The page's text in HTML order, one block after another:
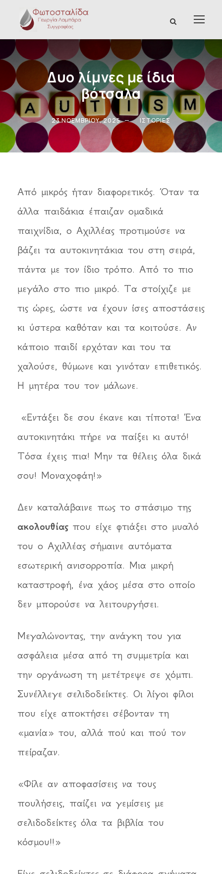
Δυο λίμνες με ίδια
βότσαλα
23 ΝΟΕΜΒΡΊΟΥ, 2025 ΙΣΤΟΡΊΕΣ
Από μικρός ήταν διαφορετικός. Όταν τα
άλλα παιδάκια έπαιζαν ομαδικά
παιχνίδια, ο Αχιλλέας προτιμούσε να
βάζει τα αυτοκινητάκια του στη σειρά,
πάντα με τον ίδιο τρόπο. Από το πιο
μεγάλο στο πιο μικρό. Τα στοίχιζε με
τις ώρες, ώστε να έχουν ίσες αποστάσεις
κι ύστερα καθόταν και τα κοιτούσε. Αν
κάποιο παιδί ερχόταν και του τα
χαλούσε, θύμωνε και γινόταν επιθετικός.
Η μητέρα του τον μάλωνε.
«Εντάξει δε σου έκανε και τίποτα! Ένα
αυτοκινητάκι πήρε να παίξει κι αυτό!
Τόσα έχεις πια! Μην τα θέλεις όλα δικά
σου! Μοναχοφάη!»
Δεν καταλάβαινε πως το σπάσιμο της
ακολουθίαςπου είχε φτιάξει στο μυαλό
του ο Αχιλλέας σήμαινε αυτόματα
εσωτερική ανισορροπία. Μια μικρή
καταστροφή, ένα χάος μέσα στο οποίο
δεν μπορούσε να λειτουργήσει.
Μεγαλώνοντας, την ανάγκη του για
ασφάλεια μέσα από τη συμμετρία και
την οργάνωση τη μετέτρεψε σε χόμπι.
Συνέλλεγε σελιδοδείκτες. Οι λίγοι φίλοι
που είχε αποκτήσει σέβονταν τη
«μανία» του, αλλά πού και πού τον
πείραζαν.
«Φίλε αν αποφασίσεις να τους
πουλήσεις, παίζει να γεμίσεις με
σελιδοδείκτες όλα τα βιβλία του
κόσμου!!»